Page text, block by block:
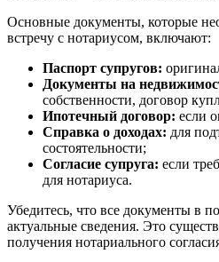
Основные документы, которые
встречу с нотариусом, включают:
Паспорт супругов:
Документы на
собственности, договор
Ипотечный договор: если
Справка о доходах: для
состоятельности;
Согласие супруга: если
для нотариуса.
Убедитесь, что все документы в
актуальные сведения. Это
получения нотариального